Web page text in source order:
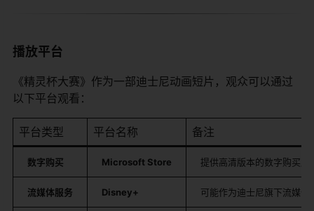
播放平台
《精灵杯大赛》作为一部迪士尼动画短片，观众可以通过
以下平台观看：
平台类型 平台名称 备注
​数字购买​ ​Microsoft Store​ 提供高清版本的数字购买服
​流媒体服务​ ​Disney+​ 可能作为迪士尼旗下流媒